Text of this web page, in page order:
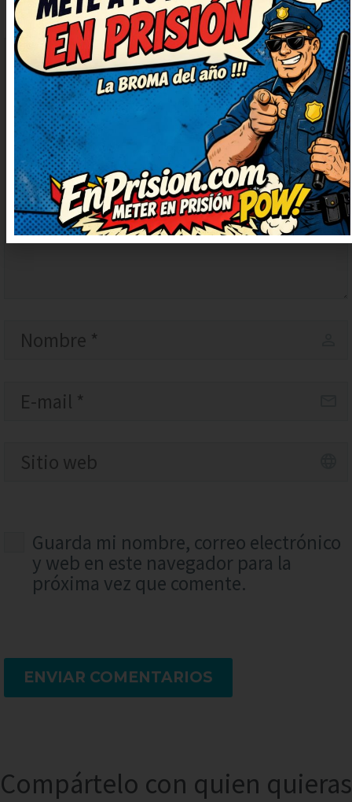
Guarda mi nombre, correo electrónico
y web en este navegador para la
próxima vez que comente.
ENVIAR COMENTARIOS
Compártelo con quien quieras